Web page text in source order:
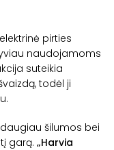
pirties
naudojamoms
suteikia
todėl ji
šilumos bei
garą. „Harvia